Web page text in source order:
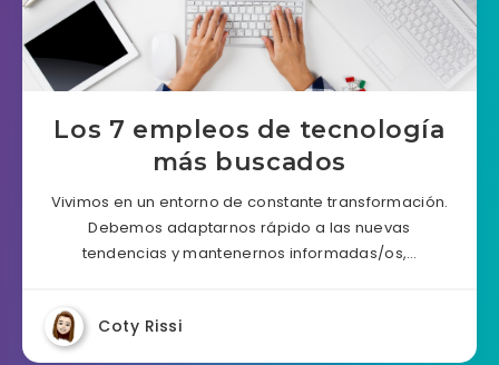
Los 7 empleos de tecnología
más buscados
Vivimos en un entorno de constante transformación.
Debemos adaptarnos rápido a las nuevas
tendencias y mantenernos informadas/os,…
Coty Rissi